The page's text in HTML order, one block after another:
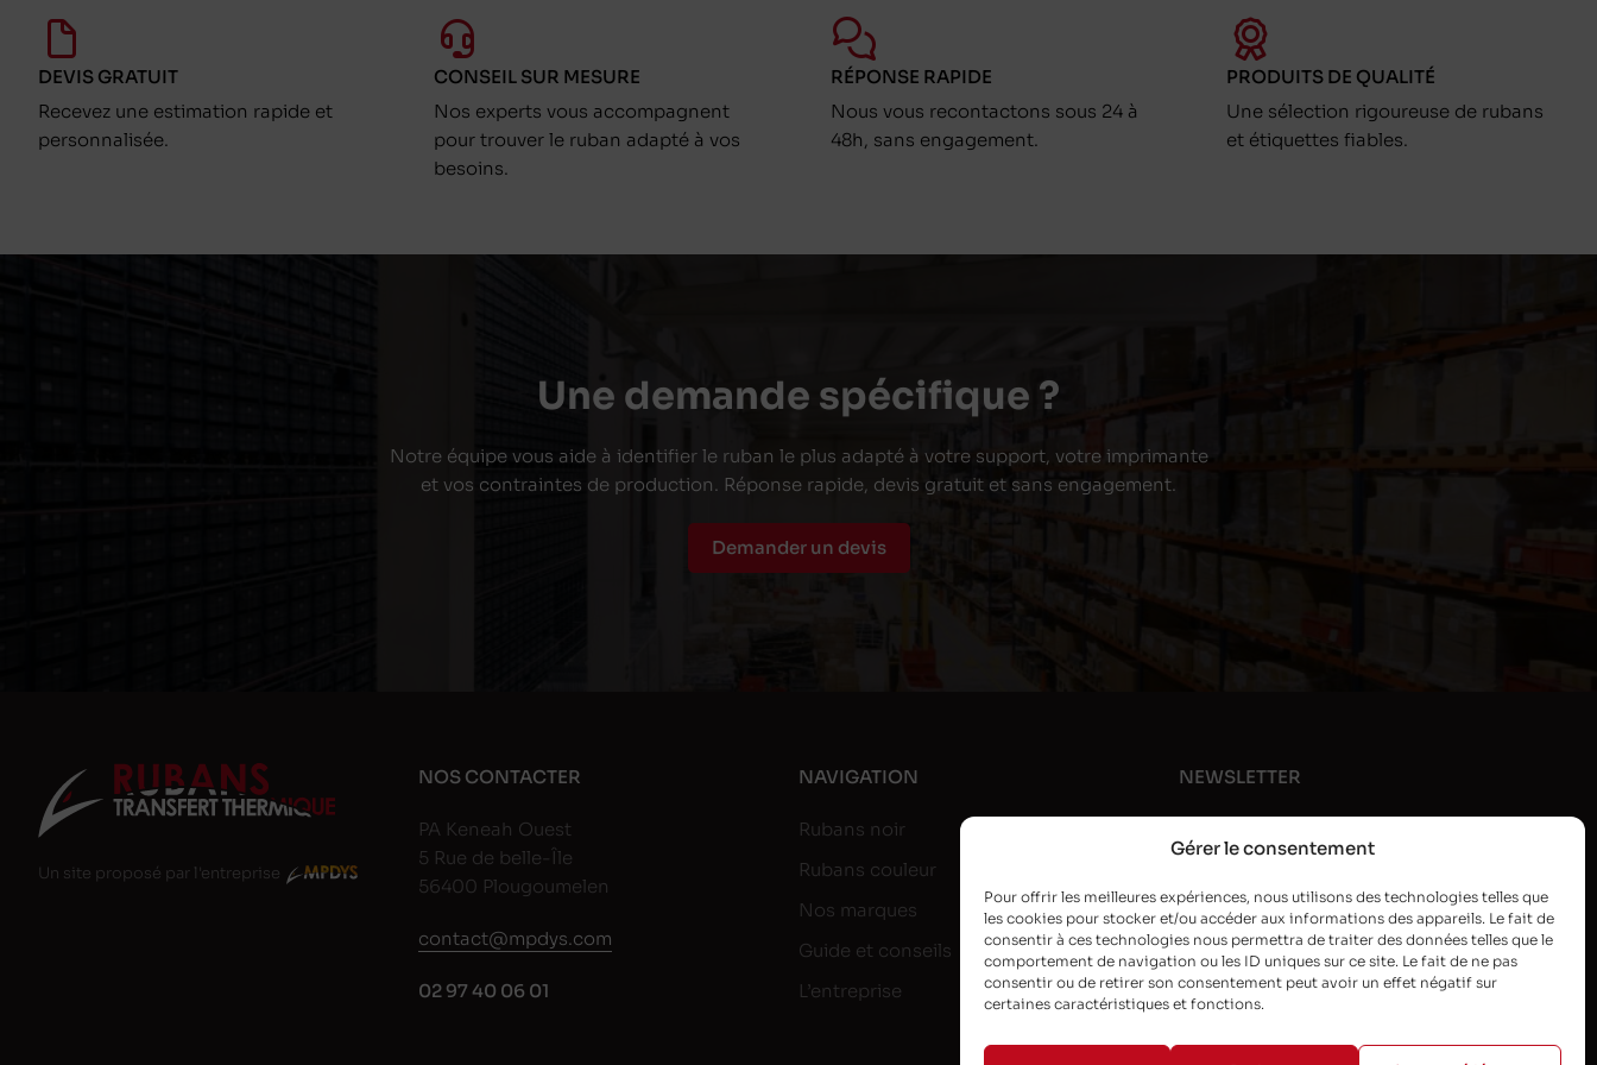
Gérer le consentement
Pour offrir les meilleures expériences, nous utilisons des technologies telles que
les cookies pour stocker et/ou accéder aux informations des appareils. Le fait de
consentir à ces technologies nous permettra de traiter des données telles que le
comportement de navigation ou les ID uniques sur ce site. Le fait de ne pas
consentir ou de retirer son consentement peut avoir un effet négatif sur
certaines caractéristiques et fonctions.
DEVIS GRATUIT
Recevez une estimation rapide et
personnalisée.
CONSEIL SUR MESURE
Nos experts vous accompagnent
pour trouver le ruban adapté à vos
besoins.
RÉPONSE RAPIDE
Nous vous recontactons sous 24 à
48h, sans engagement.
PRODUITS DE QUALITÉ
Une sélection rigoureuse de rubans
et étiquettes fiables.
Une demande spécifique ?
Notre équipe vous aide à identifier le ruban le plus adapté à votre support, votre imprimante
et vos contraintes de production. Réponse rapide, devis gratuit et sans engagement.
Demander un devis
Un site proposé par l'entreprise
NOS CONTACTER
PA Keneah Ouest
5 Rue de belle-Île
56400 Plougoumelen
contact@mpdys.com
02 97 40 06 01
NAVIGATION
Rubans noir
Rubans couleur
Nos marques
Guide et conseils
L’entreprise
NEWSLETTER